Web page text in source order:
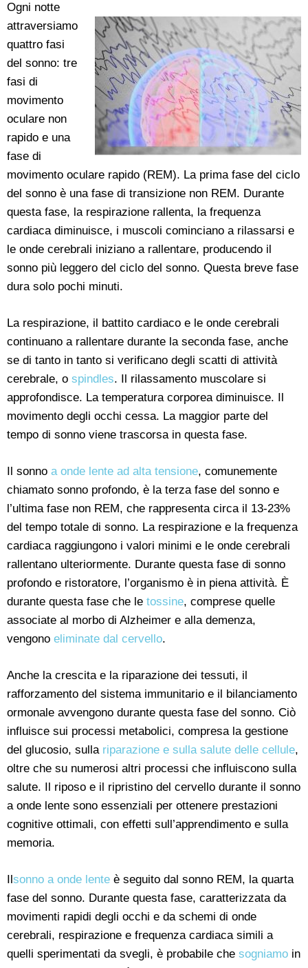
Ogni notte
attraversiamo
quattro fasi
del sonno: tre
fasi di
movimento
oculare non
rapido e una
fase di
movimento oculare rapido (REM). La prima fase del ciclo
del sonno è una fase di transizione non REM. Durante
questa fase, la respirazione rallenta, la frequenza
cardiaca diminuisce, i muscoli cominciano a rilassarsi e
le onde cerebrali iniziano a rallentare, producendo il
sonno più leggero del ciclo del sonno. Questa breve fase
dura solo pochi minuti.
La respirazione, il battito cardiaco e le onde cerebrali
continuano a rallentare durante la seconda fase, anche
se di tanto in tanto si verificano degli scatti di attività
cerebrale, o spindles. Il rilassamento muscolare si
approfondisce. La temperatura corporea diminuisce. Il
movimento degli occhi cessa. La maggior parte del
tempo di sonno viene trascorsa in questa fase.
Il sonno a onde lente ad alta tensione, comunemente
chiamato sonno profondo, è la terza fase del sonno e
l’ultima fase non REM, che rappresenta circa il 13-23%
del tempo totale di sonno. La respirazione e la frequenza
cardiaca raggiungono i valori minimi e le onde cerebrali
rallentano ulteriormente. Durante questa fase di sonno
profondo e ristoratore, l’organismo è in piena attività. È
durante questa fase che le tossine, comprese quelle
associate al morbo di Alzheimer e alla demenza,
vengono eliminate dal cervello.
Anche la crescita e la riparazione dei tessuti, il
rafforzamento del sistema immunitario e il bilanciamento
ormonale avvengono durante questa fase del sonno. Ciò
influisce sui processi metabolici, compresa la gestione
del glucosio, sulla riparazione e sulla salute delle cellule,
oltre che su numerosi altri processi che influiscono sulla
salute. Il riposo e il ripristino del cervello durante il sonno
a onde lente sono essenziali per ottenere prestazioni
cognitive ottimali, con effetti sull’apprendimento e sulla
memoria.
Ilsonno a onde lente è seguito dal sonno REM, la quarta
fase del sonno. Durante questa fase, caratterizzata da
movimenti rapidi degli occhi e da schemi di onde
cerebrali, respirazione e frequenza cardiaca simili a
quelli sperimentati da svegli, è probabile che sogniamo in